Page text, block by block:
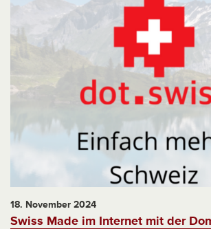
18. November 2024
Swiss Made im Internet mit der